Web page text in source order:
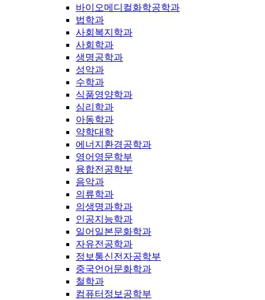
바이오메디컬화학공학과
법학과
사회복지학과
사회학과
생명공학과
성악과
수학과
식품영양학과
심리학과
아동학과
약학대학
에너지환경공학과
영어영문학부
융합전공학부
음악과
의류학과
의생명과학과
인공지능학과
일어일본문화학과
자유전공학과
정보통신전자공학부
중국언어문화학과
철학과
컴퓨터정보공학부